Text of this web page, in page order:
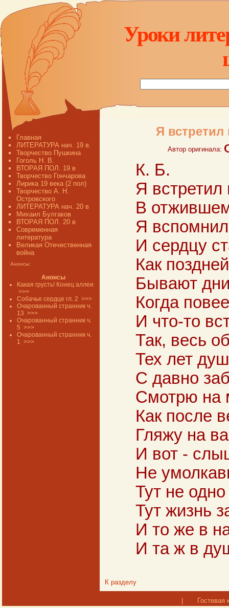
Уроки
Главная
ЛИТЕРАТУРА нач. 19 в.
Творчество Пушкина
Гоголь Н. В.
ВТОРАЯ ПОЛ. 19 в
Творчество Гончарова
Лирика 19 века (2 пол)
Творчество А. Н.
Островского
ЛИТЕРАТУРА нач. 20 в
Михаил Булгаков
ВТОРАЯ ПОЛ. 20 в
Современная
литература
Великая Отечественная
война
Анонсы:
Анонсы
Какая грусть! Конец аллеи
>>>
Собачье сердце гл. 2 >>>
Очарованный странник ч.
13 >>>
Очарованный странник ч.
5 >>>
Очарованный странник ч.
1 >>>
Я
Автор оригинала:
К. Б.
Я
В
Я
И сердцу
Как
Бывают
Когда
И что-то
Так, весь
Тех лет
С давно
Смотрю на
Как после
Гляжу на
И вот -
Не
Тут не
Тут жизнь
И то же в
И та ж в
К разделу
Гостевая